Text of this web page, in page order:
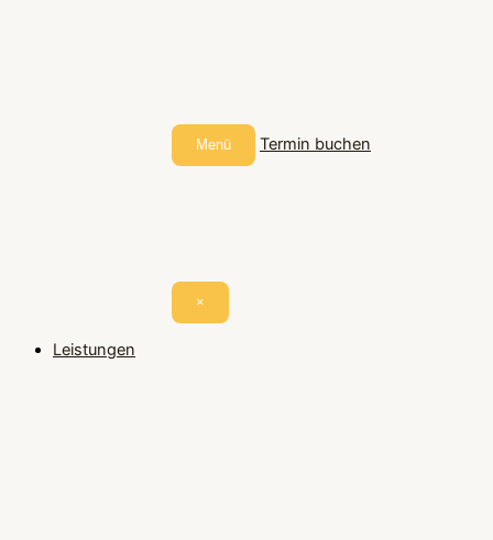
Menü Termin buchen
×
Leistungen